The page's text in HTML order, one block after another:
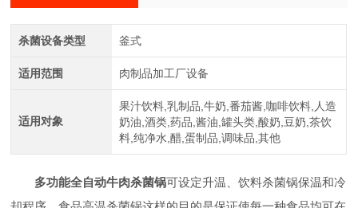
杀菌设备类型 釜式
适用范围 肉制品加工厂设备
适用对象
果汁饮料,乳制品,牛奶,番茄酱,咖啡饮料,人造
奶油,酒类,药品,酱油,罐头类,酸奶,豆奶,茶饮
料,纯净水,醋,蛋制品,调味品,其他
多功能全自动牛肉杀菌锅可设定升温、饮料杀菌锅保温和冷